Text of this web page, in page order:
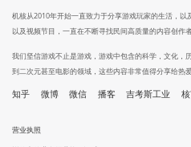
机核从2010年开始一直致力于分享游戏玩家的生活，
以及视频节目，一直在不断寻找民间高质量的内容创作者
我们坚信游戏不止是游戏，游戏中包含的科学，文化，
到二次元甚至电影的领域，这些内容非常值得分享给热爱
知乎 微博 微信 播客 吉考斯工业
营业执照